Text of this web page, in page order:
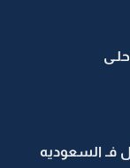
فـ السعوديه